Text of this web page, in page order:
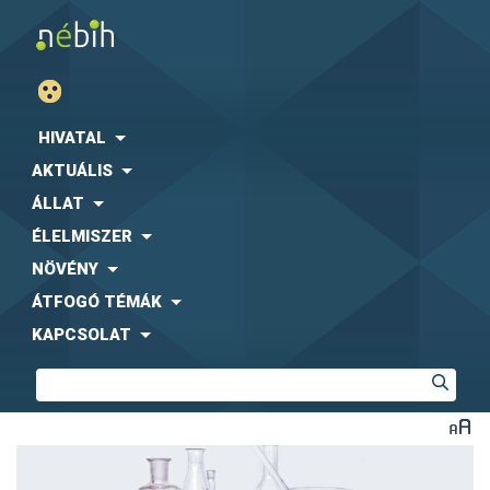
HIVATAL
AKTUÁLIS
ÁLLAT
ÉLELMISZER
NÖVÉNY
ÁTFOGÓ TÉMÁK
KAPCSOLAT